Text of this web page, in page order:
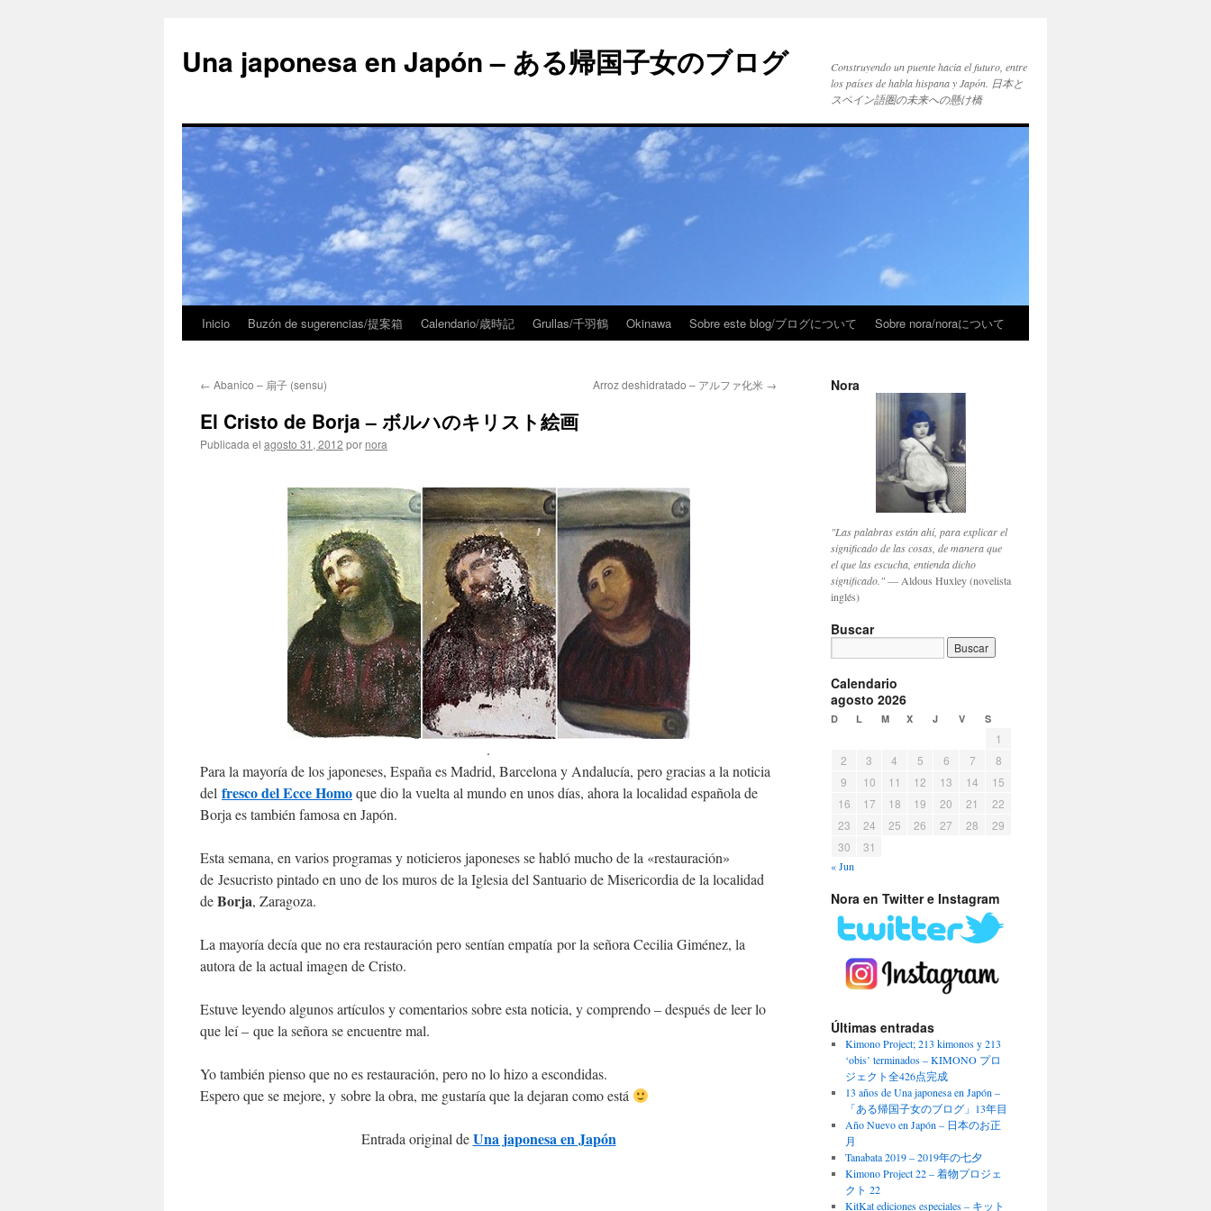
Una japonesa en Japón – ある帰国子女のブログ
Construyendo un puente hacia el futuro, entre
los países de habla hispana y Japón. 日本と
スペイン語圏の未来への懸け橋
Inicio Buzón de sugerencias/提案箱 Calendario/歳時記 Grullas/千羽鶴 Okinawa Sobre este blog/ブログについて Sobre nora/noraについて
← Abanico – 扇子 (sensu) Arroz deshidratado – アルファ化米 →
El Cristo de Borja – ボルハのキリスト絵画
Publicada el agosto 31, 2012 por nora
.
Para la mayoría de los japoneses, España es Madrid, Barcelona y Andalucía, pero gracias a la noticia
del fresco del Ecce Homoque dio la vuelta al mundo en unos días, ahora la localidad española de
Borja es también famosa en Japón.
Esta semana, en varios programas y noticieros japoneses se habló mucho de la «restauración»
de Jesucristo pintado en uno de los muros de la Iglesia del Santuario de Misericordia de la localidad
deBorja, Zaragoza.
La mayoría decía que no era restauración pero sentían empatía por la señora Cecilia Giménez, la
autora de la actual imagen de Cristo.
Estuve leyendo algunos artículos y comentarios sobre esta noticia, y comprendo – después de leer lo
que leí – que la señora se encuentre mal.
Yo también pienso que no es restauración, pero no lo hizo a escondidas.
Espero que se mejore, y sobre la obra, me gustaría que la dejaran como está
Entrada original deUna japonesa en Japón
Nora
"Las palabras están ahí, para explicar el
significado de las cosas, de manera que
el que las escucha, entienda dicho
significado."— Aldous Huxley (novelista
inglés)
Buscar
Calendario
agosto 2026
D L M X J V S
1
2
3 4 5 6 7
8
9
10 11 12 13 14
15
16
17 18 19 20 21
22
23
24 25 26 27 28
29
30
31
« Jun
Nora en Twitter e Instagram
Últimas entradas
Kimono Project; 213 kimonos y 213
‘obis’ terminados – KIMONO プロ
ジェクト全426点完成
13 años de Una japonesa en Japón –
「ある帰国子女のブログ」13年目
Año Nuevo en Japón – 日本のお正
月
Tanabata 2019 – 2019年の七夕
Kimono Project 22 – 着物プロジェ
クト 22
KitKat ediciones especiales – キット